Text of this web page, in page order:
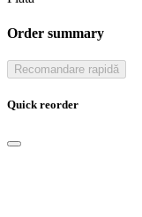
Order summary
Recomandare rapidă
Quick reorder